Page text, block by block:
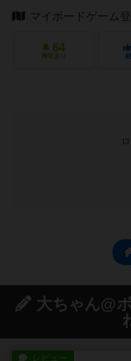
マイボードゲーム
64
興味あり
大ちゃん@
レビュー